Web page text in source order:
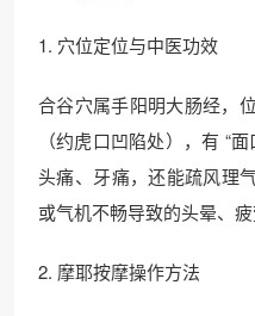
1. 穴位定位与中医功效​
合谷穴属手阳明大肠经，
（约虎口凹陷处），有 “
头痛、牙痛，还能疏风理
或气机不畅导致的头晕、疲
2. 摩耶按摩操作方法​